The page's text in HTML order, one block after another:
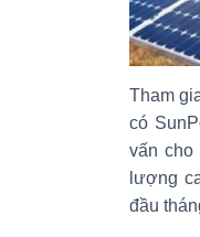
Tham
có
vấn cho
lượng
đầu